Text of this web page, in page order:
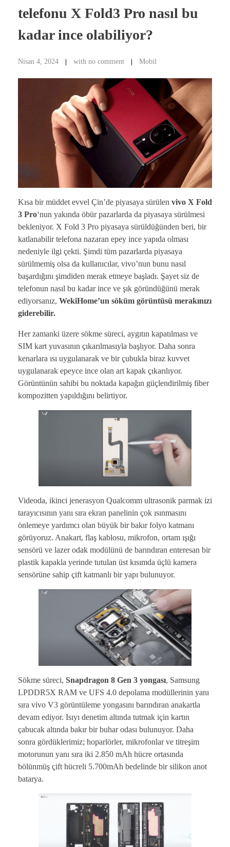
telefonu X Fold3 Pro nasıl bu
kadar ince olabiliyor?
Nisan 4, 2024 with no comment Mobil
Kısa bir müddet evvel Çin’de piyasaya sürülen vivo X Fold
3 Pro‘nun yakında öbür pazarlarda da piyasaya sürülmesi
bekleniyor. X Fold 3 Pro piyasaya sürüldüğünden beri, bir
katlanabilir telefona nazaran epey ince yapıda olması
nedeniyle ilgi çekti. Şimdi tüm pazarlarda piyasaya
sürülmemiş olsa da kullanıcılar, vivo’nun bunu nasıl
başardığını şimdiden merak etmeye başladı. Şayet siz de
telefonun nasıl bu kadar ince ve şık göründüğünü merak
ediyorsanız, WekiHome’un söküm görüntüsü merakınızı
giderebilir.
Her zamanki üzere sökme süreci, aygıtın kapatılması ve
SIM kart yuvasının çıkarılmasıyla başlıyor. Daha sonra
kenarlara ısı uygulanarak ve bir çubukla biraz kuvvet
uygulanarak epeyce ince olan art kapak çıkarılıyor.
Görüntünün sahibi bu noktada kapağın güçlendirilmiş fiber
kompozitten yapıldığını belirtiyor.
Videoda, ikinci jenerasyon Qualcomm ultrasonik parmak izi
tarayıcısının yanı sıra ekran panelinin çok ısınmasını
önlemeye yardımcı olan büyük bir bakır folyo katmanı
görüyoruz. Anakart, flaş kablosu, mikrofon, ortam ışığı
sensörü ve lazer odak modülünü de barındıran enteresan bir
plastik kapakla yerinde tutulan üst kısımda üçlü kamera
sensörüne sahip çift katmanlı bir yapı bulunuyor.
Sökme süreci, Snapdragon 8 Gen 3 yongası, Samsung
LPDDR5X RAM ve UFS 4.0 depolama modüllerinin yanı
sıra vivo V3 görüntüleme yongasını barındıran anakartla
devam ediyor. Isıyı denetim altında tutmak için kartın
çabucak altında bakır bir buhar odası bulunuyor. Daha
sonra gördüklerimiz; hoparlörler, mikrofonlar ve titreşim
motorunun yanı sıra iki 2.850 mAh hücre ortasında
bölünmüş çift hücreli 5.700mAh bedelinde bir silikon anot
batarya.